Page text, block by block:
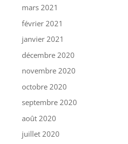
mars 2021
février 2021
janvier 2021
décembre 2020
novembre 2020
octobre 2020
septembre 2020
août 2020
juillet 2020